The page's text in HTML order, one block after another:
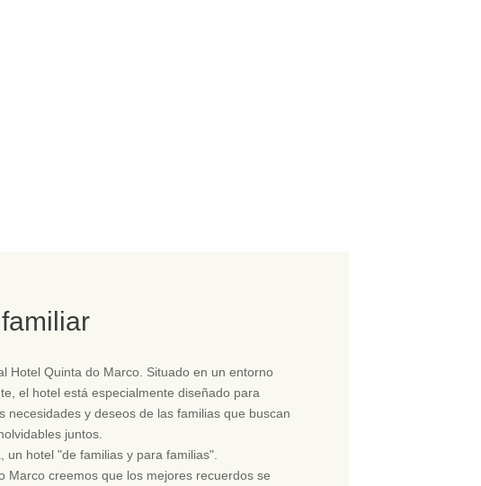
Hotel Quinta do Marco. Situado en un entorno
el hotel está especialmente diseñado para
necesidades y deseos de las familias que buscan
juntos.
un hotel "de familias y para familias".
Marco creemos que los mejores recuerdos se